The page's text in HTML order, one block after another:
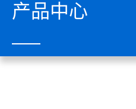
产品中心